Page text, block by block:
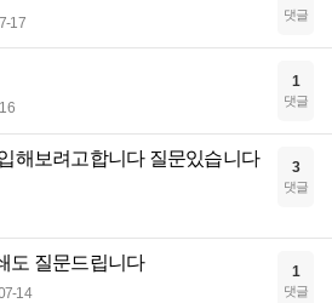
17 댓글
1
댓글
해보려고합니다 질문있습니다
3
댓글
도 질문드립니다
14
1
댓글